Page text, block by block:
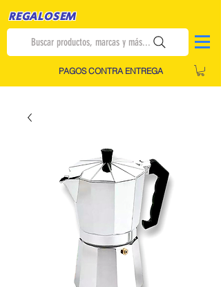
REGALOSEM
Buscar productos, marcas y más...
PAGOS CONTRA ENTREGA